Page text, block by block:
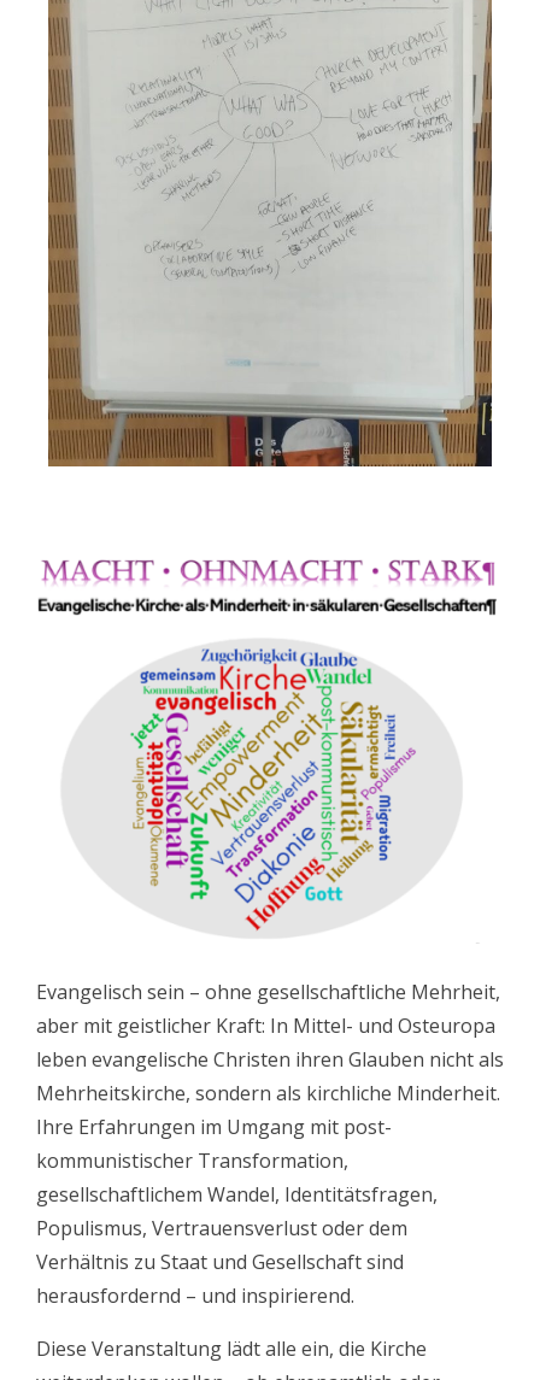
Evangelisch sein – ohne gesellschaftliche Mehrheit,
aber mit geistlicher Kraft: In Mittel- und Osteuropa
leben evangelische Christen ihren Glauben nicht als
Mehrheitskirche, sondern als kirchliche Minderheit.
Ihre Erfahrungen im Umgang mit post-
kommunistischer Transformation,
gesellschaftlichem Wandel, Identitätsfragen,
Populismus, Vertrauensverlust oder dem
Verhältnis zu Staat und Gesellschaft sind
herausfordernd – und inspirierend.
Diese Veranstaltung lädt alle ein, die Kirche